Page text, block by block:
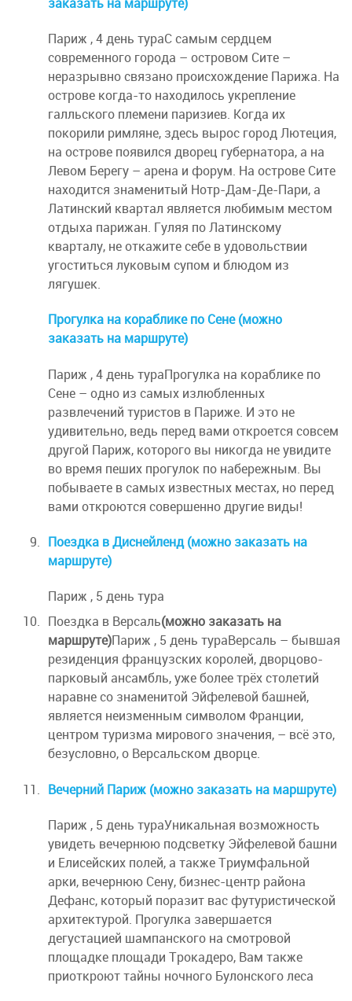
Париж , 4 день тураС самым сердцем
современного города – островом Сите –
неразрывно связано происхождение Парижа. На
острове когда-то находилось укрепление
галльского племени паризиев. Когда их
покорили римляне, здесь вырос город Лютеция,
на острове появился дворец губернатора, а на
Левом Берегу – арена и форум. На острове Сите
находится знаменитый Нотр-Дам-Де-Пари, а
Латинский квартал является любимым местом
отдыха парижан. Гуляя по Латинскому
кварталу, не откажите себе в удовольствии
угоститься луковым супом и блюдом из
лягушек.
Прогулка на кораблике по Сене (можно
заказать на маршруте)
Париж , 4 день тураПрогулка на кораблике по
Сене – одно из самых излюбленных
развлечений туристов в Париже. И это не
удивительно, ведь перед вами откроется совсем
другой Париж, которого вы никогда не увидите
во время пеших прогулок по набережным. Вы
побываете в самых известных местах, но перед
вами откроются совершенно другие виды!
Поездка в Диснейленд (можно заказать на
маршруте)
Париж , 5 день тура
Поездка в Версаль(можно заказать на
маршруте)Париж , 5 день тураВерсаль – бывшая
резиденция французских королей, дворцово-
парковый ансамбль, уже более трёх столетий
наравне со знаменитой Эйфелевой башней,
является неизменным символом Франции,
центром туризма мирового значения, – всё это,
безусловно, о Версальском дворце.
Вечерний Париж (можно заказать на маршруте)
Париж , 5 день тураУникальная возможность
увидеть вечернюю подсветку Эйфелевой башни
и Елисейских полей, а также Триумфальной
арки, вечернюю Сену, бизнес-центр района
Дефанс, который поразит вас футуристической
архитектурой. Прогулка завершается
дегустацией шампанского на смотровой
площадке площади Трокадеро, Вам также
приоткроют тайны ночного Булонского леса